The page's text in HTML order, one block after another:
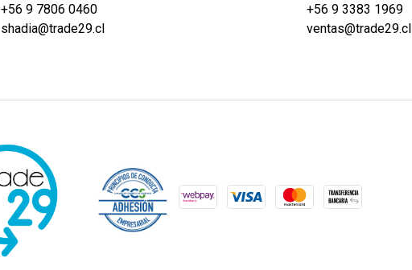
+56 9 7806 0460
shadia@trade29.cl
+56 9 3383 1969
ventas@trade29.cl